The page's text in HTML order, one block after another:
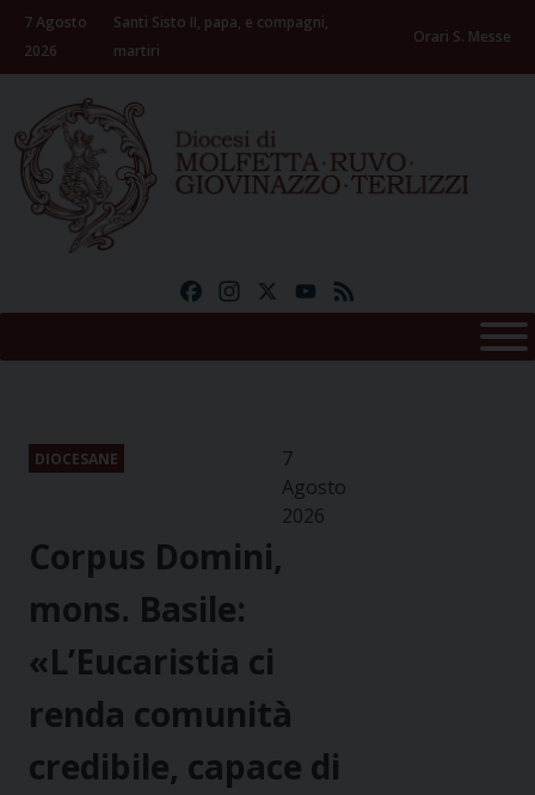
Skip
content
7 Agosto
2026
Santi Sisto II, papa, e compagni,
martiri
Orari S. Messe
FacebookInstagramYouTube
DIOCESANE
7
Agosto
2026
Corpus Domini,
mons. Basile:
«L’Eucaristia ci
renda comunità
credibile, capace di